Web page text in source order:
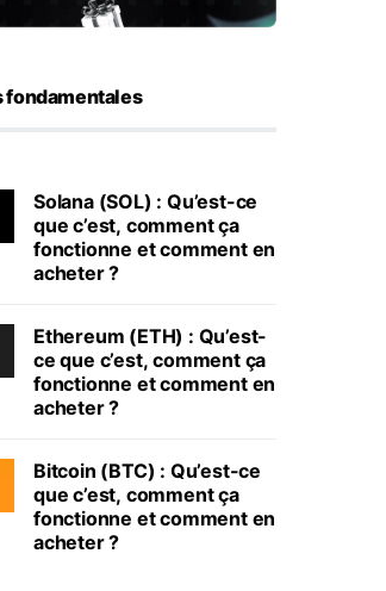
fondamentales
Solana (SOL) : Qu’est-ce
que c’est, comment ça
fonctionne et comment en
acheter ?
Ethereum (ETH) : Qu’est-
ce que c’est, comment ça
fonctionne et comment en
acheter ?
Bitcoin (BTC) : Qu’est-ce
que c’est, comment ça
fonctionne et comment en
acheter ?